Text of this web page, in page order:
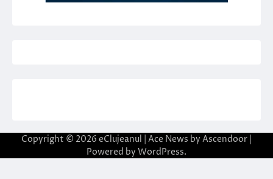
Copyright © 2026 eClujeanul | Ace News by Ascendoor
Powered by WordPress.